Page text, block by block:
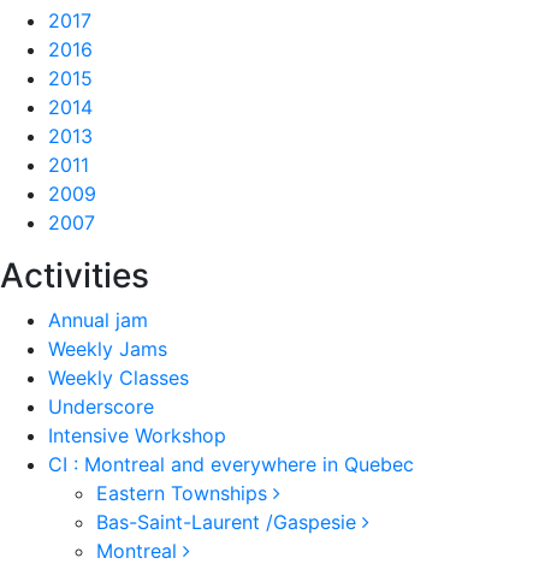
2017
2016
2015
2014
2013
2011
2009
2007
Activities
Annual jam
Weekly Jams
Weekly Classes
Underscore
Intensive Workshop
CI : Montreal and everywhere in Quebec
Eastern Townships
Bas-Saint-Laurent /Gaspesie
Montreal